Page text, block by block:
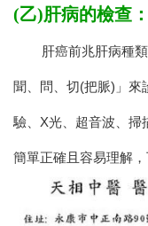
(乙)肝病的檢查：
肝癌前兆肝病種類
聞、問、切(把脈)」來
驗、X光、超音波、掃
簡單正確且容易理解